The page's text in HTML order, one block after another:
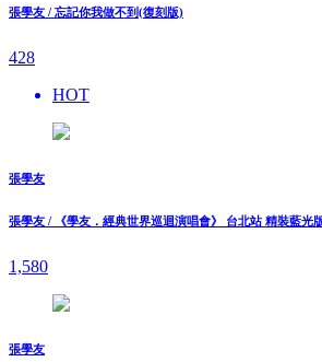
張學友 / 忘記你我做不到(復刻版)
428
HOT
張學友
張學友 / 《學友．經典世界巡迴演唱會》 台北站 精裝藍光
1,580
張學友